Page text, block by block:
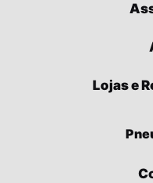
Lojas e